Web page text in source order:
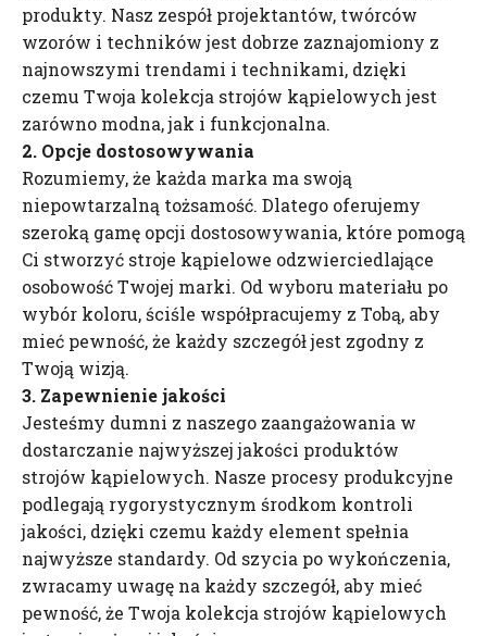
produkty. Nasz zespół projektantów, twórców
wzorów i techników jest dobrze zaznajomiony z
najnowszymi trendami i technikami, dzięki
czemu Twoja kolekcja strojów kąpielowych jest
zarówno modna, jak i funkcjonalna.
2. Opcje dostosowywania
Rozumiemy, że każda marka ma swoją
niepowtarzalną tożsamość. Dlatego oferujemy
szeroką gamę opcji dostosowywania, które pomogą
Ci stworzyć stroje kąpielowe odzwierciedlające
osobowość Twojej marki. Od wyboru materiału po
wybór koloru, ściśle współpracujemy z Tobą, aby
mieć pewność, że każdy szczegół jest zgodny z
Twoją wizją.
3. Zapewnienie jakości
Jesteśmy dumni z naszego zaangażowania w
dostarczanie najwyższej jakości produktów
strojów kąpielowych. Nasze procesy produkcyjne
podlegają rygorystycznym środkom kontroli
jakości, dzięki czemu każdy element spełnia
najwyższe standardy. Od szycia po wykończenia,
zwracamy uwagę na każdy szczegół, aby mieć
pewność, że Twoja kolekcja strojów kąpielowych